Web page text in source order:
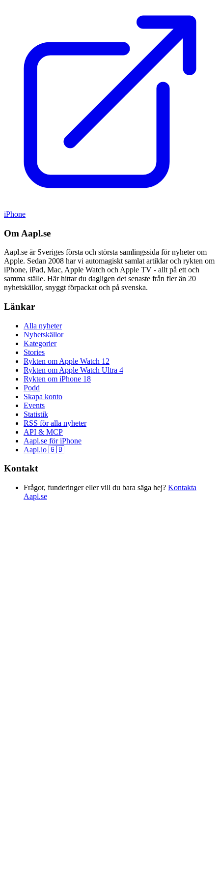
iPhone
Om Aapl.se
Aapl.se är Sveriges första och största samlingssida för nyheter om
Apple. Sedan 2008 har vi automagiskt samlat artiklar och rykten om
iPhone, iPad, Mac, Apple Watch och Apple TV - allt på ett och
samma ställe. Här hittar du dagligen det senaste från fler än 20
nyhetskällor, snyggt förpackat och på svenska.
Länkar
Alla nyheter
Nyhetskällor
Kategorier
Stories
Rykten om Apple Watch 12
Rykten om Apple Watch Ultra 4
Rykten om iPhone 18
Podd
Skapa konto
Events
Statistik
RSS för alla nyheter
API & MCP
Aapl.se för iPhone
Aapl.io 🇬🇧
Kontakt
Frågor, funderinger eller vill du bara säga hej? Kontakta
Aapl.se